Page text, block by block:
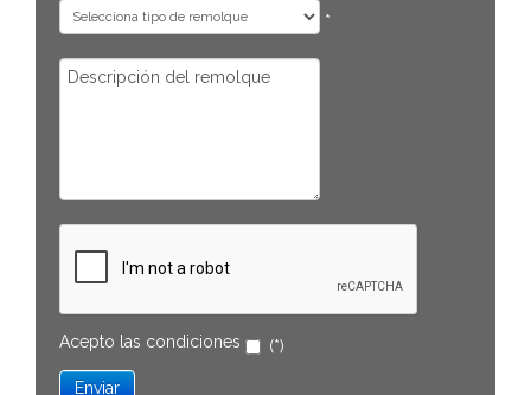
*
Acepto las condiciones (*)